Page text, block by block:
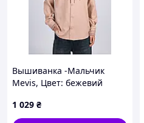
Вышиванка -Мальчик
Mevis, Цвет: бежевий
1 029 ₴